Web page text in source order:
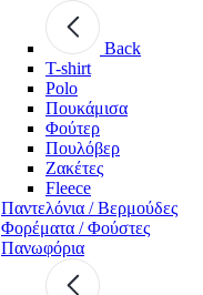
Back
T-shirt
Polo
Πουκάμισα
Φούτερ
Πουλόβερ
Ζακέτες
Fleece
Παντελόνια / Βερμούδες
Φορέματα / Φούστες
Πανωφόρια